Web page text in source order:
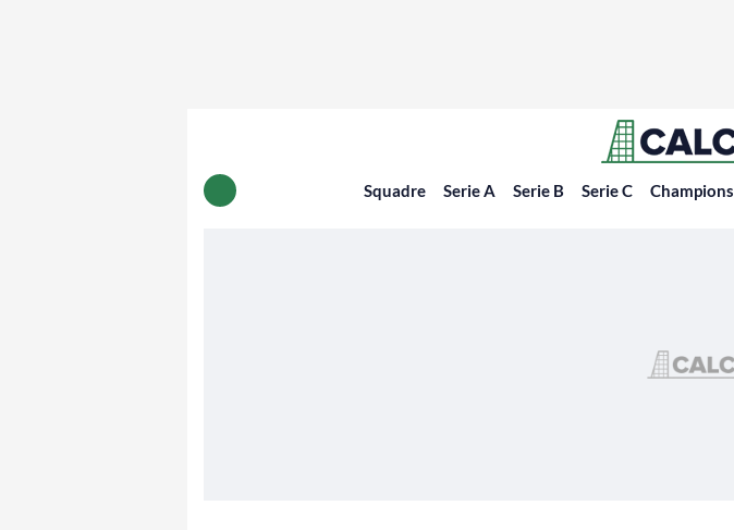
Squadre Serie A Serie B Serie C Champions